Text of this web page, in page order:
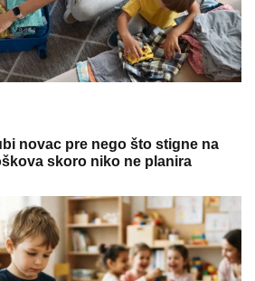
novac pre nego što stigne na
skoro niko ne planira